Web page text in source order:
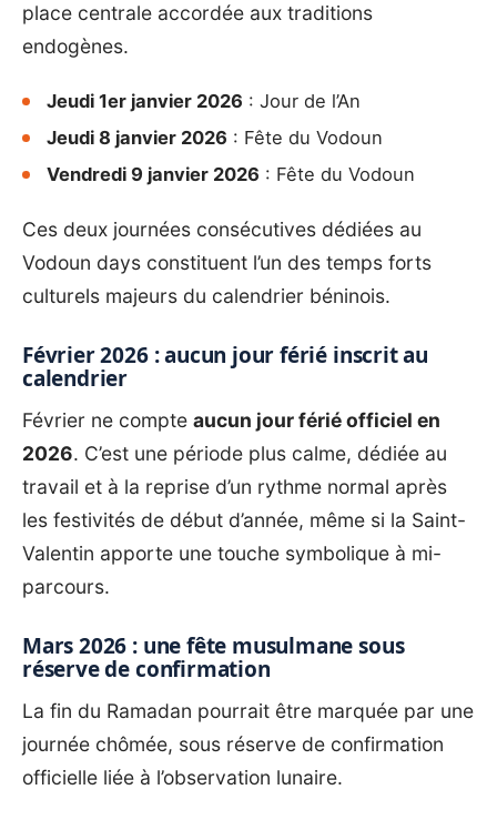
place centrale accordée aux traditions
endogènes.
Jeudi 1er janvier 2026 : Jour de l’An
Jeudi 8 janvier 2026 : Fête du Vodoun
Vendredi 9 janvier 2026 : Fête du Vodoun
Ces deux journées consécutives dédiées au
Vodoun days constituent l’un des temps forts
culturels majeurs du calendrier béninois.
Février 2026 : aucun jour férié inscrit au
calendrier
Février ne compte aucun jour férié officiel en
2026. C’est une période plus calme, dédiée au
travail et à la reprise d’un rythme normal après
les festivités de début d’année, même si la Saint-
Valentin apporte une touche symbolique à mi-
parcours.
Mars 2026 : une fête musulmane sous
réserve de confirmation
La fin du Ramadan pourrait être marquée par une
journée chômée, sous réserve de confirmation
officielle liée à l’observation lunaire.